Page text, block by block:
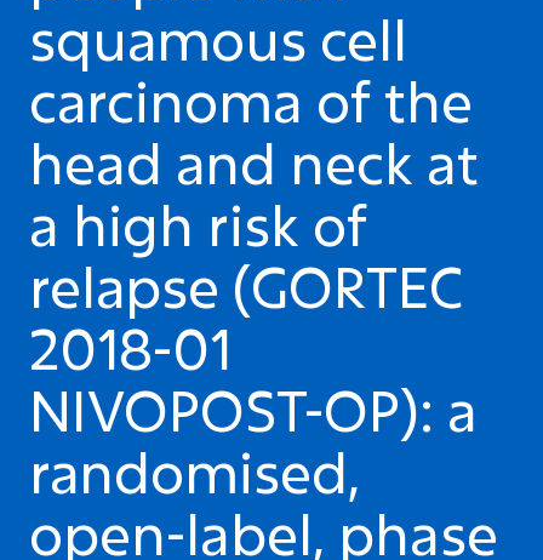
squamous cell
carcinoma of the
head and neck at
a high risk of
relapse (GORTEC
2018-01
NIVOPOST-OP): a
randomised,
open-label, phase